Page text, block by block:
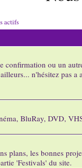
actifs
confirmation ou un
n'hésitez pas a
BluRay, DVD,
plans, les bonnes
'Festivals' du site.